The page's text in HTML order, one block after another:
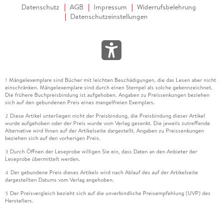
Datenschutz AGB Impressum
Widerrufsbelehrung
Datenschutzeinstellungen
1 Mängelexemplare sind Bücher mit leichten Beschädigungen, die das Lesen aber nicht
einschränken. Mängelexemplare sind durch einen Stempel als solche gekennzeichnet.
Die frühere Buchpreisbindung ist aufgehoben. Angaben zu Preissenkungen beziehen
sich auf den gebundenen Preis eines mangelfreien Exemplars.
2 Diese Artikel unterliegen nicht der Preisbindung, die Preisbindung dieser Artikel
wurde aufgehoben oder der Preis wurde vom Verlag gesenkt. Die jeweils zutreffende
Alternative wird Ihnen auf der Artikelseite dargestellt. Angaben zu Preissenkungen
beziehen sich auf den vorherigen Preis.
3 Durch Öffnen der Leseprobe willigen Sie ein, dass Daten an den Anbieter der
Leseprobe übermittelt werden.
4 Der gebundene Preis dieses Artikels wird nach Ablauf des auf der Artikelseite
dargestellten Datums vom Verlag angehoben.
5 Der Preisvergleich bezieht sich auf die unverbindliche Preisempfehlung (UVP) des
Herstellers.